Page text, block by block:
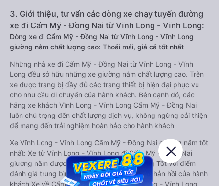
3. Giới thiệu, tư vấn các dòng xe chạy tuyến đường
xe đi Cẩm Mỹ - Đồng Nai từ Vĩnh Long - Vĩnh Long:
Dòng xe đi Cẩm Mỹ - Đồng Nai từ Vĩnh Long - Vĩnh Long
giường nằm chất lượng cao: Thoải mái, giá cả tốt nhất
Những nhà xe đi Cẩm Mỹ - Đồng Nai từ Vĩnh Long - Vĩnh
Long đều sở hữu những xe giường nằm chất lượng cao. Trên
xe được trang bị đầy đủ các trang thiết bị hiện đại phục vụ
cho nhu cầu di chuyển của hành khách. Bên cạnh đó, các
hãng xe khách Vĩnh Long - Vĩnh Long Cẩm Mỹ - Đồng Nai
luôn chú trọng đến chất lượng dịch vụ, không ngừng cải thiện
để mang đến trải nghiệm hoàn hảo cho hành khách.
Xe Vĩnh Long - Vĩnh Long Cẩm Mỹ - Đồng Nai giường nằm tốt
nhất: Xe từ Vĩnh Long - Vĩnh Long đi Cẩm Mỹ - Đồng Nai
giường nằm được đánh giá chung chất lượng Tốt với điểm
đánh giá trung bình từ 4.1/5 dựa trên 1656 phản hồi của hành
khách Xe về Cẩm Mỹ - Đồng Nai từ Vĩnh Long - Vĩnh Long.